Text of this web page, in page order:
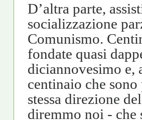
D’altra parte,
socializzazione
Comunismo.
fondate quasi
diciannovesimo e,
centinaio che
stessa direzione
diremmo noi -